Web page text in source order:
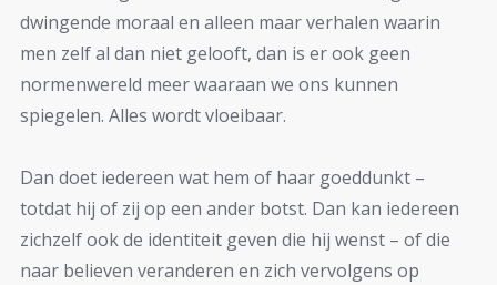
dwingende moraal en alleen maar verhalen waarin
men zelf al dan niet gelooft, dan is er ook geen
normenwereld meer waaraan we ons kunnen
spiegelen. Alles wordt vloeibaar.
Dan doet iedereen wat hem of haar goeddunkt –
totdat hij of zij op een ander botst. Dan kan iedereen
zichzelf ook de identiteit geven die hij wenst – of die
naar believen veranderen en zich vervolgens op